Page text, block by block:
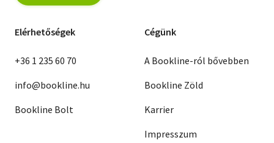
Elérhetőségek
+36 1 235 60 70
info@bookline.hu
Bookline Bolt
Cégünk
A Bookline-ról bővebben
Bookline Zöld
Karrier
Impresszum